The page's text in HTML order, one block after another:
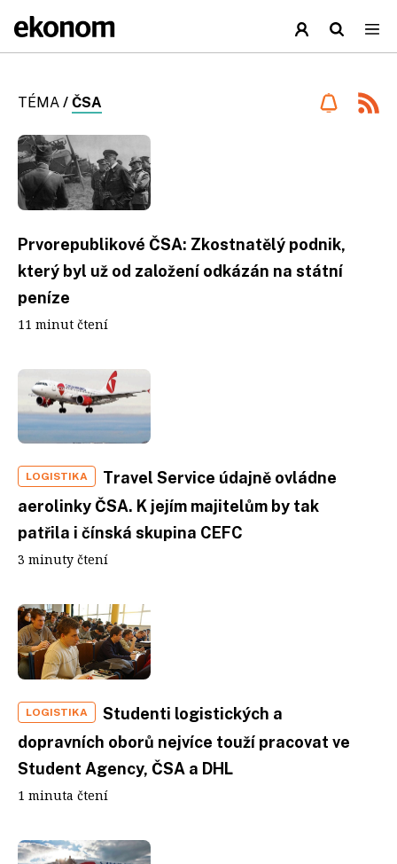
TÉMA / ČSA
Prvorepublikové ČSA: Zkostnatělý podnik,
který byl už od založení odkázán na státní
peníze
11 minut čtení
LOGISTIKA
Travel Service údajně ovládne
aerolinky ČSA. K jejím majitelům by tak
patřila i čínská skupina CEFC
3 minuty čtení
LOGISTIKA
Studenti logistických a
dopravních oborů nejvíce touží pracovat ve
Student Agency, ČSA a DHL
1 minuta čtení